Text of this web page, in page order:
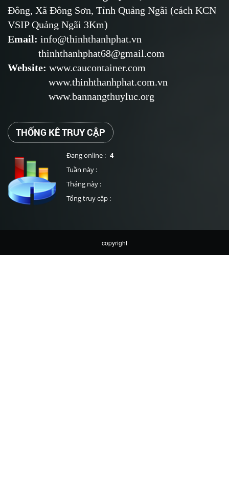
Đông, Xã Đông Sơn, Tỉnh Quảng Ngãi (cách KCN
VSIP Quảng Ngãi 3Km)
Email: info@thinhthanhphat.vn
thinhthanhphat68@gmail.com
Website: www.caucontainer.com
www.thinhthanhphat.com.vn
www.bannangthuyluc.org
THỐNG KÊ TRUY CẬP
Đang online : 4
Tuần này :
Tháng này :
Tổng truy cập :
copyright